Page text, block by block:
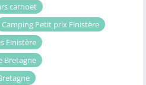
carnoet
Camping Petit prix Finistère
Finistère
Bretagne